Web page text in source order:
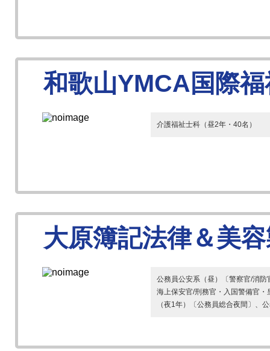
和歌山YMCA国際
介護福祉士科（昼2年・40名）
大原簿記法律＆美
公務員公安系（昼）〔警察官/消
海上保安官/刑務官・入国警備官
（夜1年）〔公務員総合夜間〕、